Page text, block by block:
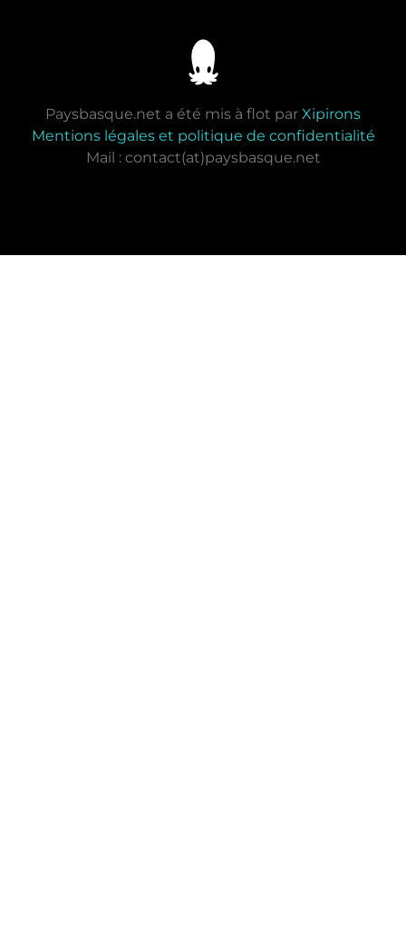
Paysbasque.net a été mis à flot par Xipirons
Mentions légales et politique de confidentialité
Mail : contact(at)paysbasque.net